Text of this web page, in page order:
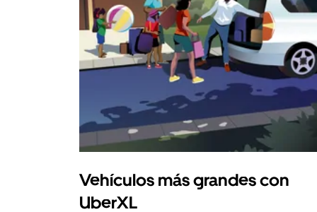
Vehículos más grandes con
UberXL